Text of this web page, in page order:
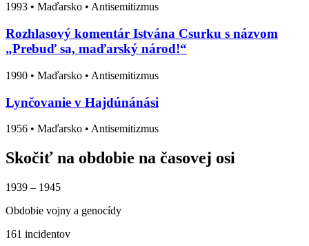
1993 • Maďarsko • Antisemitizmus
Rozhlasový komentár Istvána Csurku s názvom
„Prebuď sa, maďarský národ!“
1990 • Maďarsko • Antisemitizmus
Lynčovanie v Hajdúnánási
1956 • Maďarsko • Antisemitizmus
Skočiť na obdobie na časovej osi
1939 – 1945
Obdobie vojny a genocídy
161 incidentov